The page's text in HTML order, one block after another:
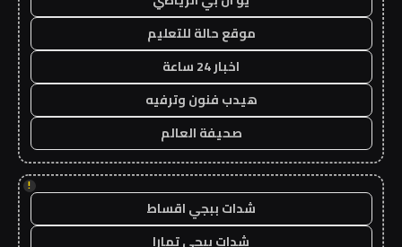
موقع حالة للتعليم
اخبار 24 ساعة
هيدب فنون وترفيه
صحيفة العالم
!
شدات ببجي اقساط
شدات ببجي تمارا